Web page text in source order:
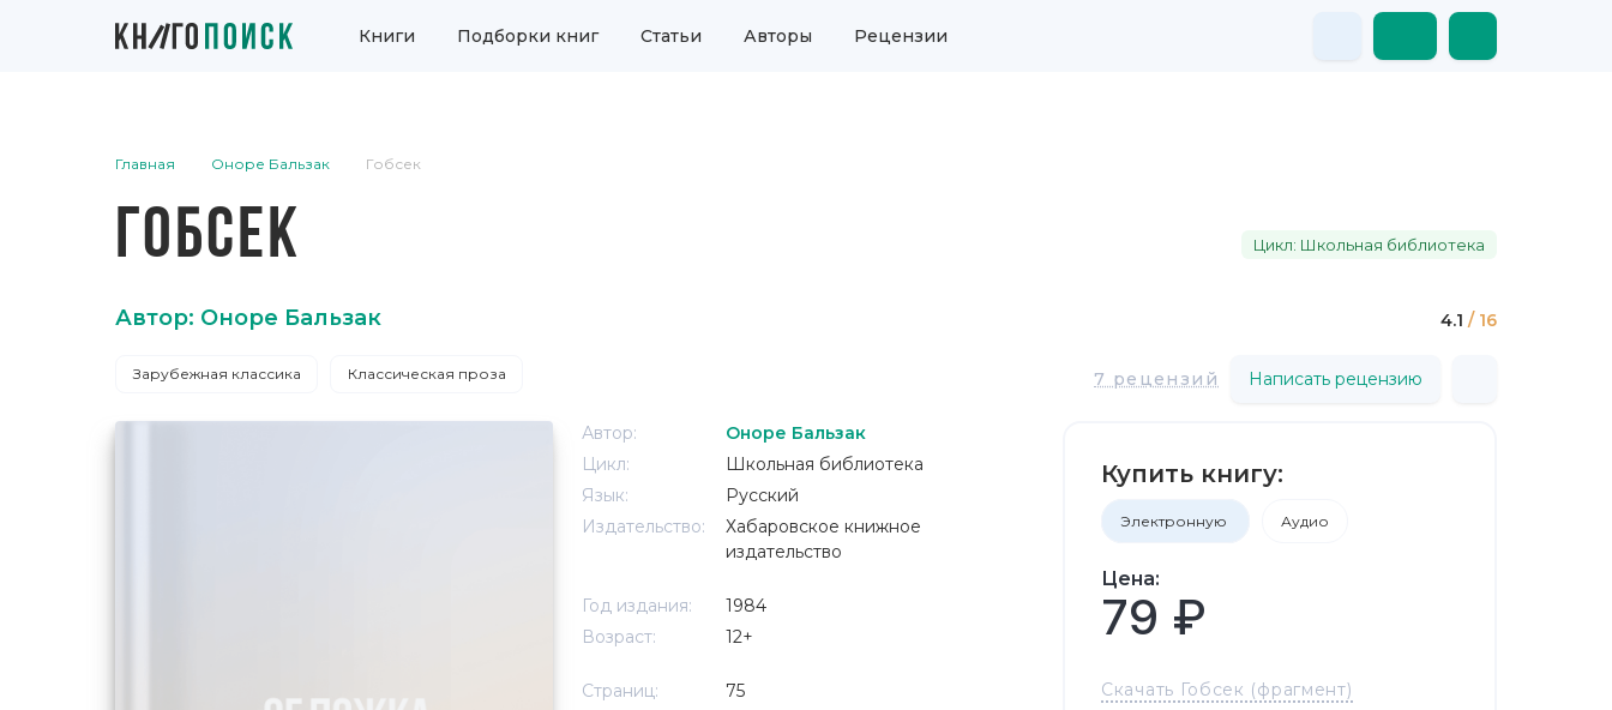
Книги Подборки книг Статьи Авторы Рецензии
Главная Оноре Бальзак Гобсек
ГОБСЕК Цикл: Школьная библиотека
Автор: Оноре Бальзак 4.1 / 16
Зарубежная классика Классическая проза 7 рецензий Написать рецензию
Автор:
Оноре Бальзак
Цикл:
Школьная библиотека
Язык:
Русский
Издательство:
Хабаровское книжное
издательство
Год издания:
1984
Возраст:
12+
Страниц:
75
Купить книгу:
Электронную Аудио
Цена:
79 ₽
Скачать Гобсек (фрагмент)